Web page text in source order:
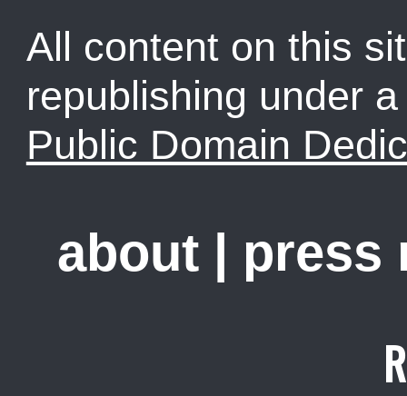
All content on this
republishing under
Public Domain
about | press